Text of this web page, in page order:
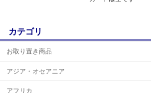
カテゴリ
お取り置き商品
アジア・オセアニア
アフリカ